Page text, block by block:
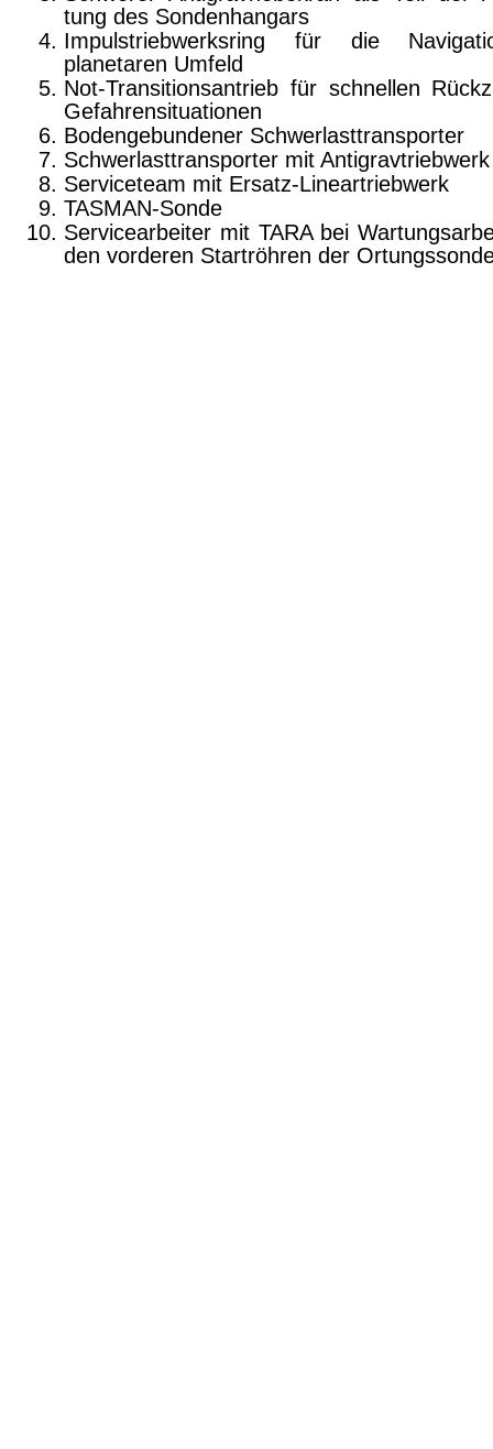
tung des Sondenhangars
Impulstriebwerksring für die
planetaren Umfeld
Not-Transitionsantrieb für schnellen
Gefahrensituationen
Bodengebundener Schwerlasttransporter
Schwerlasttransporter mit Antigravtriebwerk
Serviceteam mit Ersatz-Lineartriebwerk
TASMAN-Sonde
Servicearbeiter mit TARA bei
den vorderen Startröhren der